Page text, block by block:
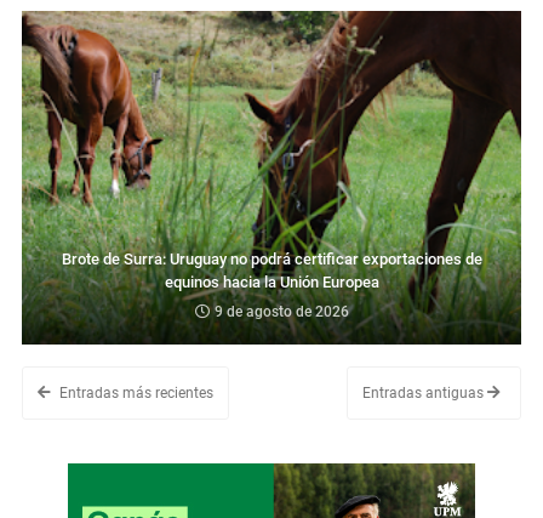
Brote de Surra: Uruguay no podrá certificar exportaciones de
equinos hacia la Unión Europea
9 de agosto de 2026
Entradas más recientes Entradas antiguas